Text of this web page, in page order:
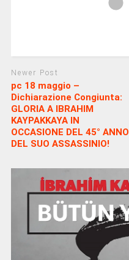
Newer Post
pc 18 maggio –
Dichiarazione Congiunta:
GLORIA A IBRAHIM
KAYPAKKAYA IN
OCCASIONE DEL 45° ANNO
DEL SUO ASSASSINIO!